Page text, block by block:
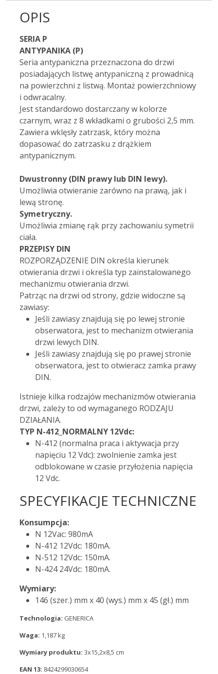
OPIS
SERIA P
ANTYPANIKA (P)
Seria antypaniczna przeznaczona do drzwi
posiadających listwę antypaniczną z prowadnicą
na powierzchni z listwą. Montaż powierzchniowy
i odwracalny.
Jest standardowo dostarczany w kolorze
czarnym, wraz z 8 wkładkami o grubości 2,5 mm.
Zawiera wklęsły zatrzask, który można
dopasować do zatrzasku z drążkiem
antypanicznym.
Dwustronny (DIN prawy lub DIN lewy).
Umożliwia otwieranie zarówno na prawą, jak i
lewą stronę.
Symetryczny.
Umożliwia zmianę rąk przy zachowaniu symetrii
ciała.
PRZEPISY DIN
ROZPORZĄDZENIE DIN określa kierunek
otwierania drzwi i określa typ zainstalowanego
mechanizmu otwierania drzwi.
Patrząc na drzwi od strony, gdzie widoczne są
zawiasy:
Jeśli zawiasy znajdują się po lewej stronie
obserwatora, jest to mechanizm otwierania
drzwi lewych DIN.
Jeśli zawiasy znajdują się po prawej stronie
obserwatora, jest to otwieracz zamka prawy
DIN.
Istnieje kilka rodzajów mechanizmów otwierania
drzwi, zależy to od wymaganego RODZAJU
DZIAŁANIA.
TYP N-412_NORMALNY 12Vdc:
N-412 (normalna praca i aktywacja przy
napięciu 12 Vdc): zwolnienie zamka jest
odblokowane w czasie przyłożenia napięcia
12 Vdc.
SPECYFIKACJE TECHNICZNE
Konsumpcja:
N 12Vac: 980mA
N-412 12Vdc: 180mA.
N-512 12Vdc: 150mA.
N-424 24Vdc: 180mA.
Wymiary:
146 (szer.) mm x 40 (wys.) mm x 45 (gł.) mm
Technologia: GENERICA
Waga: 1,187 kg
Wymiary produktu: 3x15,2x8,5 cm
EAN 13: 8424299030654